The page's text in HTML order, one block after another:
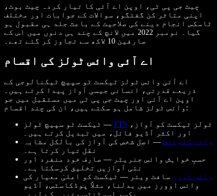
چیٹ جی پی ٹی، اوپن اے آئی کا تیار کردہ چیٹ بوٹ،
اپنی متاثر کن گفتگو، سوالات کے جوابات اور مختلف
ٹاسکس انجام دینے کی صلاحیت کے باعث جلد ہی مقبول ہو
گیا۔ نومبر 2022 میں لانچ کے چند ہی دنوں میں اس کے
صارفین 10 لاکھ سے تجاوز کر گئے تھے۔
اے آئی وائس ٹولز کی اقسام
اے آئی وائس ٹولز ٹیکسٹ ٹو سپیچ ٹیکنالوجی کے
ذریعے قدرتی، انسانی جیسی آواز پیدا کرتے ہیں۔
اوپن اے آئی اور چیٹ جی پی ٹی میں مستقبل میں جو
وائس ٹولز شامل ہو سکتے ہیں، ان کی چند اقسام:
ٹیکسٹ ٹو سپیچ ٹولز — TTS
اور اکثر آڈیو فائل، میں تبدیل کرتے ہیں۔
وائس کلوننگ — اصل شخص کی آواز کی بالکل مشابہ
نقل تیار کرتا ہے۔
حسبِ خواہش وائس جنریٹر — صارف خود منفرد اور
نئی آوازیں تخلیق کرسکتا ہے۔
وائس اوور سافٹ ویئر — ٹیکسٹ کو اعلیٰ معیار کی
وائس اوورز میں بدلنا، مثلاً پوڈکاسٹس، آڈیو
بکس، اسسٹنٹس وغیرہ کے لیے۔